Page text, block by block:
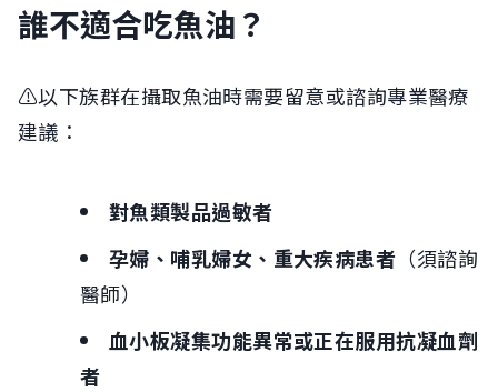
誰不適合吃魚油？
⚠️以下族群在攝取魚油時需要留意或諮詢專業醫療
建議：
對魚類製品過敏者
孕婦、哺乳婦女、重大疾病患者 （須諮詢
醫師）
血小板凝集功能異常或正在服用抗凝血劑
者